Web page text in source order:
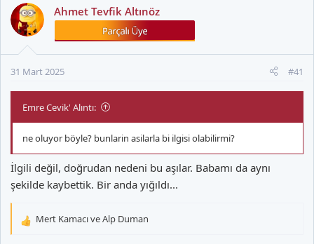
u
B
a
a
t
n
g
ı
r
i
l
Ahmet Tevfik Altınöz
31 Mart 2025 #41
Emre Cevik' Alıntı:
ne oluyor böyle? bunlarin asilarla bi ilgisi olabilirmi?
İlgili değil, doğrudan nedeni bu aşılar. Babamı da aynı
şekilde kaybettik. Bir anda yığıldı...
T
Mert KamacıveAlp Duman